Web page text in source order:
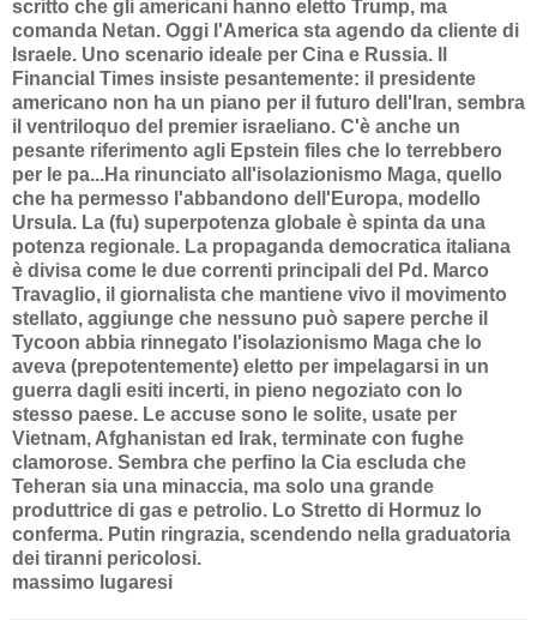
scritto che gli americani hanno eletto Trump, ma
comanda Netan. Oggi l'America sta agendo da cliente di
Israele. Uno scenario ideale per Cina e Russia. Il
Financial Times insiste pesantemente: il presidente
americano non ha un piano per il futuro dell'Iran, sembra
il ventriloquo del premier israeliano. C'è anche un
pesante riferimento agli Epstein files che lo terrebbero
per le pa...Ha rinunciato all'isolazionismo Maga, quello
che ha permesso l'abbandono dell'Europa, modello
Ursula. La (fu) superpotenza globale è spinta da una
potenza regionale. La propaganda democratica italiana
è divisa come le due correnti principali del Pd. Marco
Travaglio, il giornalista che mantiene vivo il movimento
stellato, aggiunge che nessuno può sapere perche il
Tycoon abbia rinnegato l'isolazionismo Maga che lo
aveva (prepotentemente) eletto per impelagarsi in un
guerra dagli esiti incerti, in pieno negoziato con lo
stesso paese. Le accuse sono le solite, usate per
Vietnam, Afghanistan ed Irak, terminate con fughe
clamorose. Sembra che perfino la Cia escluda che
Teheran sia una minaccia, ma solo una grande
produttrice di gas e petrolio. Lo Stretto di Hormuz lo
conferma. Putin ringrazia, scendendo nella graduatoria
dei tiranni pericolosi.
massimo lugaresi